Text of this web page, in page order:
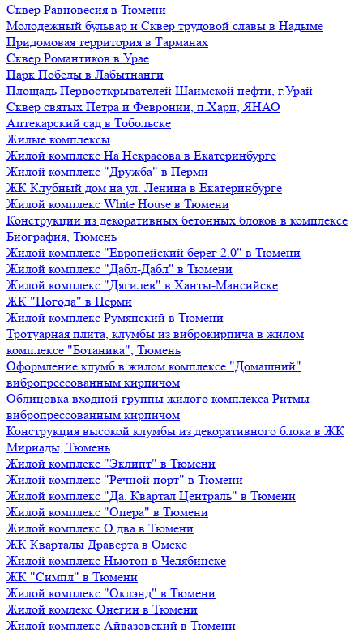
Сквер Равновесия в Тюмени
Молодежный бульвар и Сквер трудовой славы в Надыме
Придомовая территория в Тарманах
Сквер Романтиков в Урае
Парк Победы в Лабытнанги
Площадь Первооткрывателей Шаимской нефти, г.Урай
Сквер святых Петра и Февронии, п.Харп, ЯНАО
Аптекарский сад в Тобольске
Жилые комплексы
Жилой комплекс На Некрасова в Екатеринбурге
Жилой комплекс "Дружба" в Перми
ЖК Клубный дом на ул. Ленина в Екатеринбурге
Жилой комплекс White House в Тюмени
Конструкции из декоративных бетонных блоков в комплексе
Биография, Тюмень
Жилой комплекс "Европейский берег 2.0" в Тюмени
Жилой комплекс "Дабл-Дабл" в Тюмени
Жилой комплекс "Дягилев" в Ханты-Мансийске
ЖК "Погода" в Перми
Жилой комплекс Румянский в Тюмени
Тротуарная плита, клумбы из виброкирпича в жилом
комплексе "Ботаника", Тюмень
Оформление клумб в жилом комплексе "Домашний"
вибропрессованным кирпичом
Облицовка входной группы жилого комплекса Ритмы
вибропрессованным кирпичом
Конструкция высокой клумбы из декоративного блока в ЖК
Мириады, Тюмень
Жилой комплекс "Эклипт" в Тюмени
Жилой комплекс "Речной порт" в Тюмени
Жилой комплекс "Да. Квартал Централь" в Тюмени
Жилой комплекс "Опера" в Тюмени
Жилой комплекс О два в Тюмени
ЖК Кварталы Драверта в Омске
Жилой комплекс Ньютон в Челябинске
ЖК "Симпл" в Тюмени
Жилой комплекс "Оклэнд" в Тюмени
Жилой комлекс Онегин в Тюмени
Жилой комплекс Айвазовский в Тюмени